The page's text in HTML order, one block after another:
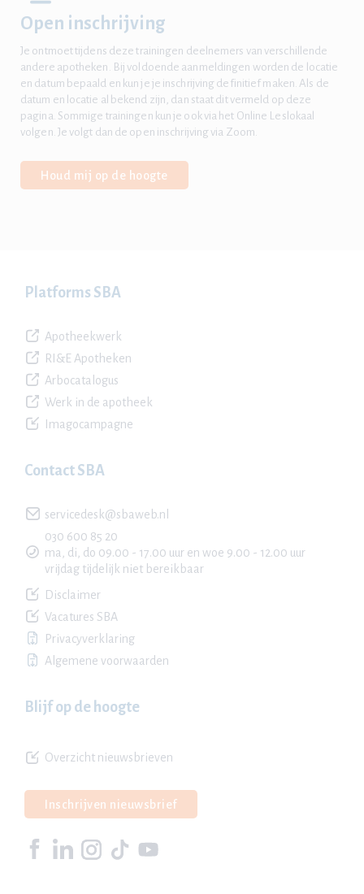
Open inschrijving
Je ontmoet tijdens deze trainingen deelnemers van verschillende
andere apotheken. Bij voldoende aanmeldingen worden de locatie
en datum bepaald en kun je je inschrijving definitief maken. Als de
datum en locatie al bekend zijn, dan staat dit vermeld op deze
pagina. Sommige trainingen kun je ook via het Online Leslokaal
volgen. Je volgt dan de open inschrijving via Zoom.
Houd mij op de hoogte
Platforms SBA
Apotheekwerk
RI&E Apotheken
Arbocatalogus
Werk in de apotheek
Imagocampagne
Contact SBA
servicedesk@sbaweb.nl
030 600 85 20
ma, di, do 09.00 - 17.00 uur en woe 9.00 - 12.00 uur
vrijdag tijdelijk niet bereikbaar
Disclaimer
Vacatures SBA
Privacyverklaring
Algemene voorwaarden
Blijf op de hoogte
Overzicht nieuwsbrieven
Inschrijven nieuwsbrief